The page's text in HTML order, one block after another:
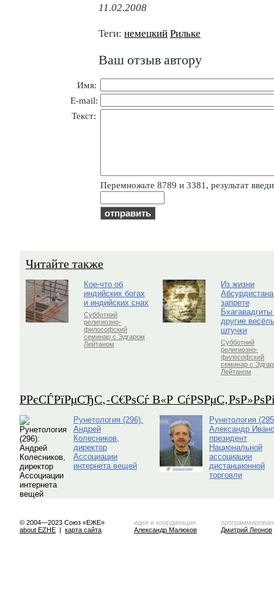
11.02.2008
Теги: немецкий Рильке
Ваш отзыв автору
Имя:
E-mail:
Текст:
Пepeмнoжьтe 8789 и 3381, результат
Читайте также
Кое-что об
индийских богах
и индийских снах
Субботний
религиозно-
философский
семинар с Эдгаром
Лейтаном
Из жизни
запрете
Бхагавадгиты
другие
штучки
Субботний
религиозно-
философский
семинар с
Лейтаном
Р­РєСЃРїРµСЂС‚-С€РѕСѓ В«Р
Рунетология (296):
Андрей
Колесников,
директор
Ассоциации
интернета вещей
Рунетология
Александр
президент
Национальной
ассоциации
дистанционной
торговли
© 2004—2023 Союз «ЕЖЕ»
about EZHE | карта сайта
идея и координация
Александр Малюков
Дмитрий Леонов